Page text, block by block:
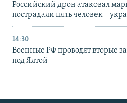
Российский дрон атаковал
пострадали пять человек –
14:30
Военные РФ проводят вторые
под Ялтой